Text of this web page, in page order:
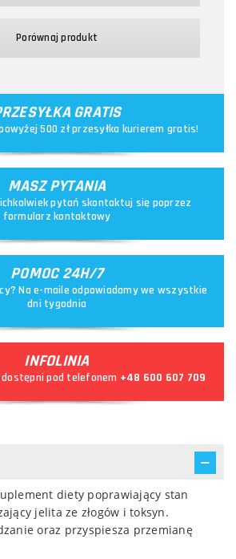
Porównaj produkt
GRATIS
500 zł przesyłka kurierem gratis!
MASZ PYTANIA
pytań skontaktuj się poprzez
formularz kontaktowy
POMOC 24H/7
Na e-maile odpowiadamy we wszystkie
dni tygodnia
INFOLINIA
pod telefonem +48 600 607 709
diety poprawiający stan
jelita ze złogów i toksyn.
oraz przyspiesza przemianę